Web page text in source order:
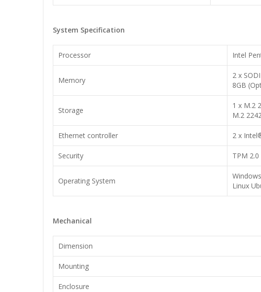
System Specification
Processor Intel
Memory
2 x
8GB
Storage
1 x M.2
M.2
Ethernet controller 2 x
Security TPM 2.0
Operating System
Linux
Mechanical
Dimension
Mounting
Enclosure